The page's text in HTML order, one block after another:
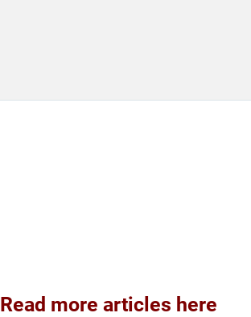
Read more articles here